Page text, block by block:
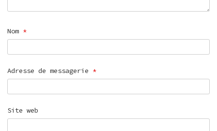
Nom *
Adresse de messagerie *
Site web